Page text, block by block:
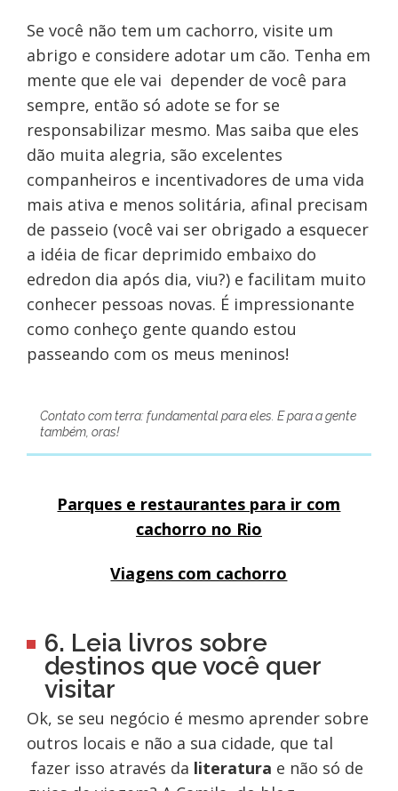
Se você não tem um cachorro, visite um
abrigo e considere adotar um cão. Tenha em
mente que ele vai depender de você para
sempre, então só adote se for se
responsabilizar mesmo. Mas saiba que eles
dão muita alegria, são excelentes
companheiros e incentivadores de uma vida
mais ativa e menos solitária, afinal precisam
de passeio (você vai ser obrigado a esquecer
a idéia de ficar deprimido embaixo do
edredon dia após dia, viu?) e facilitam muito
conhecer pessoas novas. É impressionante
como conheço gente quando estou
passeando com os meus meninos!
Contato com terra: fundamental para eles. E para a gente
também, oras!
Parques e restaurantes para ir com
cachorro no Rio
Viagens com cachorro
6. Leia livros sobre
destinos que você quer
visitar
Ok, se seu negócio é mesmo aprender sobre
outros locais e não a sua cidade, que tal
fazer isso através da literatura e não só de